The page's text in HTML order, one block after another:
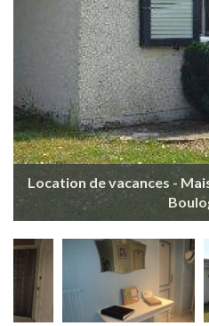
Location de vacances -